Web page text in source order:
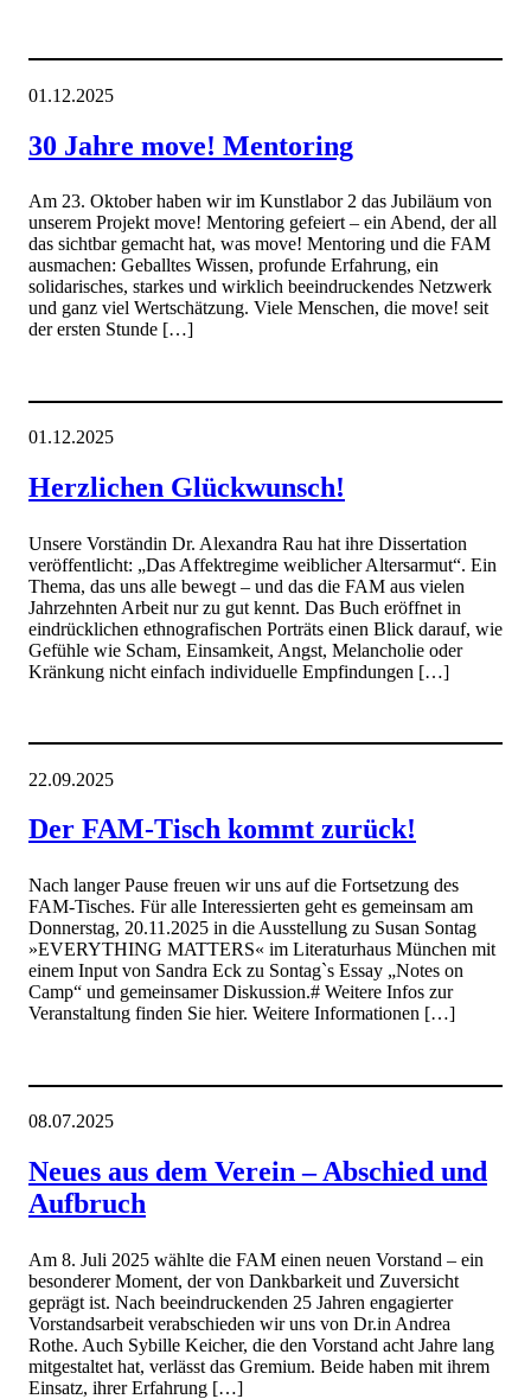
01.12.2025
30 Jahre move! Mentoring
Am 23. Oktober haben wir im Kunstlabor 2 das Jubiläum von
unserem Projekt move! Mentoring gefeiert – ein Abend, der all
das sichtbar gemacht hat, was move! Mentoring und die FAM
ausmachen: Geballtes Wissen, profunde Erfahrung, ein
solidarisches, starkes und wirklich beeindruckendes Netzwerk
und ganz viel Wertschätzung. Viele Menschen, die move! seit
der ersten Stunde […]
01.12.2025
Herzlichen Glückwunsch!
Unsere Vorständin Dr. Alexandra Rau hat ihre Dissertation
veröffentlicht: „Das Affektregime weiblicher Altersarmut“. Ein
Thema, das uns alle bewegt – und das die FAM aus vielen
Jahrzehnten Arbeit nur zu gut kennt. Das Buch eröffnet in
eindrücklichen ethnografischen Porträts einen Blick darauf, wie
Gefühle wie Scham, Einsamkeit, Angst, Melancholie oder
Kränkung nicht einfach individuelle Empfindungen […]
22.09.2025
Der FAM-Tisch kommt zurück!
Nach langer Pause freuen wir uns auf die Fortsetzung des
FAM-Tisches. Für alle Interessierten geht es gemeinsam am
Donnerstag, 20.11.2025 in die Ausstellung zu Susan Sontag
»EVERYTHING MATTERS« im Literaturhaus München mit
einem Input von Sandra Eck zu Sontag`s Essay „Notes on
Camp“ und gemeinsamer Diskussion.# Weitere Infos zur
Veranstaltung finden Sie hier. Weitere Informationen […]
08.07.2025
Neues aus dem Verein – Abschied und
Aufbruch
Am 8. Juli 2025 wählte die FAM einen neuen Vorstand – ein
besonderer Moment, der von Dankbarkeit und Zuversicht
geprägt ist. Nach beeindruckenden 25 Jahren engagierter
Vorstandsarbeit verabschieden wir uns von Dr.in Andrea
Rothe. Auch Sybille Keicher, die den Vorstand acht Jahre lang
mitgestaltet hat, verlässt das Gremium. Beide haben mit ihrem
Einsatz, ihrer Erfahrung […]